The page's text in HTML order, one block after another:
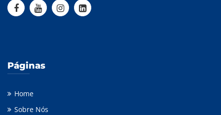
Páginas
Home
Sobre Nós